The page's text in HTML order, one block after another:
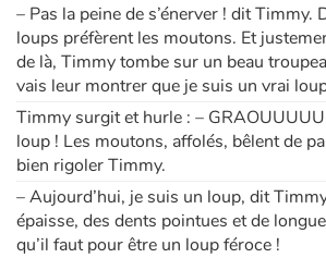
– Pas la peine de s’énerver ! dit Timmy.
loups préfèrent les moutons. Et
de là, Timmy tombe sur un beau
vais leur montrer que je suis un vrai
Timmy surgit et hurle : –
loup ! Les moutons, affolés, bêlent de
bien rigoler Timmy.
– Aujourd’hui, je suis un loup, dit
épaisse, des dents pointues et de
qu’il faut pour être un loup féroce !